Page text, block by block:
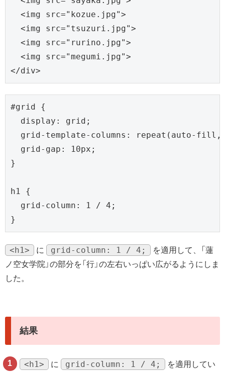
<img src="kozue.jpg">
<img src="tsuzuri.jpg">
<img src="rurino.jpg">
<img src="megumi.jpg">
</div>
#grid {
  display: grid;
grid-template-columns: repeat(auto-
  grid-gap: 10px;
}
h1 {
  grid-column: 1 / 4;
<h1> に grid-column: 1 / 4;
を適用して、「蓮
ノ空女学院」の部分を「行」の左右いっぱい広がるようにしま
した。
結果
<h1> に grid-column: 1 / 4;
を適用してい